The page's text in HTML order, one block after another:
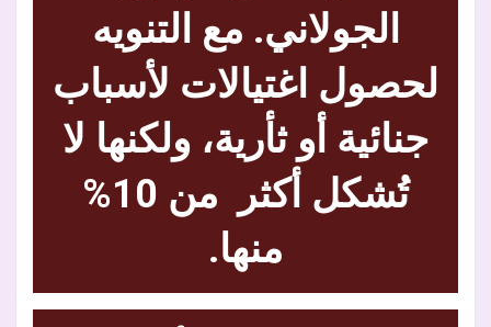
الجولاني. مع التنويه
لحصول اغتيالات لأسباب
جنائية أو ثأرية، ولكنها لا
تُشكل أكثر من 10%
منها.